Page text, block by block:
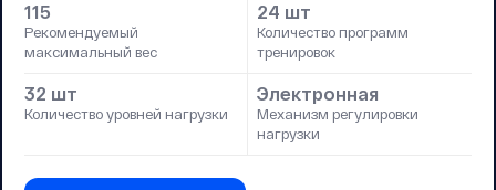
115
Рекомендуемый
максимальный вес
24 шт
Количество программ
тренировок
32 шт
Количество уровней нагрузки
Электронная
Механизм регулировки
нагрузки